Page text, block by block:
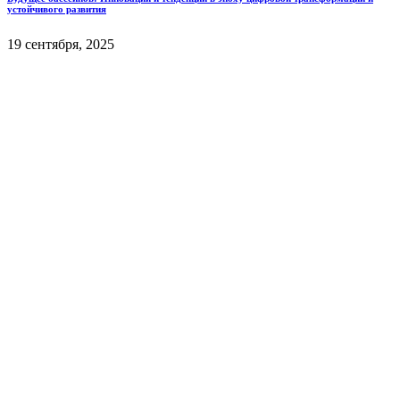
устойчивого развития
19 сентября, 2025